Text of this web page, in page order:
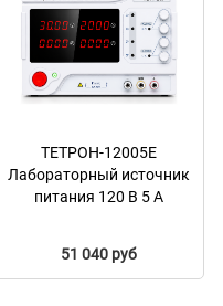
ТЕТРОН-12005Е
Лабораторный источник
питания 120 В 5 А
51 040 руб